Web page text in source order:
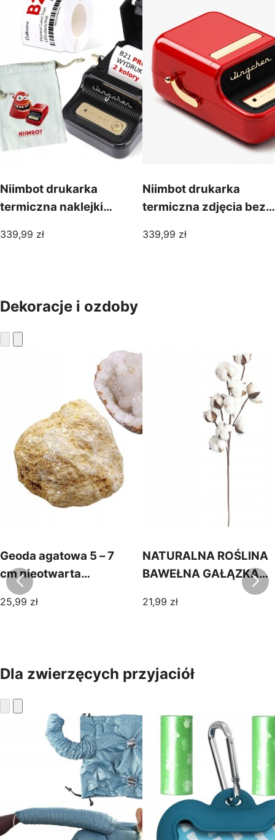
Niimbot drukarka
termiczna naklejki
czarna 300dpi 2 kolory
339,99 zł
Niimbot drukarka
termiczna zdjęcia bez
pro 300dpi
339,99 zł
Dekoracje i ozdoby
Geoda agatowa 5 – 7
cm nieotwarta
naturalna prezent
piękny minerał 1szt
25,99 zł
NATURALNA ROŚLINA
BAWEŁNA GAŁĄZKA
OZDOBA
21,99 zł
Dla zwierzęcych przyjaciół